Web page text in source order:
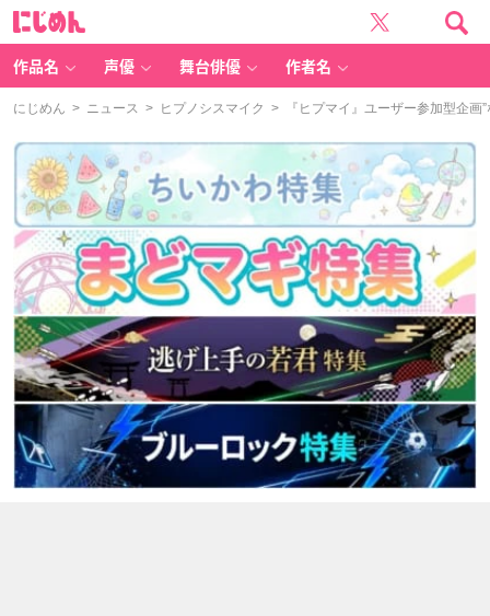
作品名 声優 舞台俳優 作者名
にじめん > ニュース > ヒプノシスマイク > 『ヒプマイ』ユーザー参加型企画